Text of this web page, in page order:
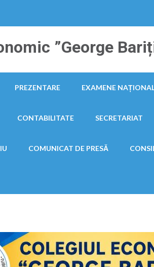
”George
PREZENTARE EXAMENE
CONTABILITATE SECRETARIAT
COMUNICAT DE PRESĂ